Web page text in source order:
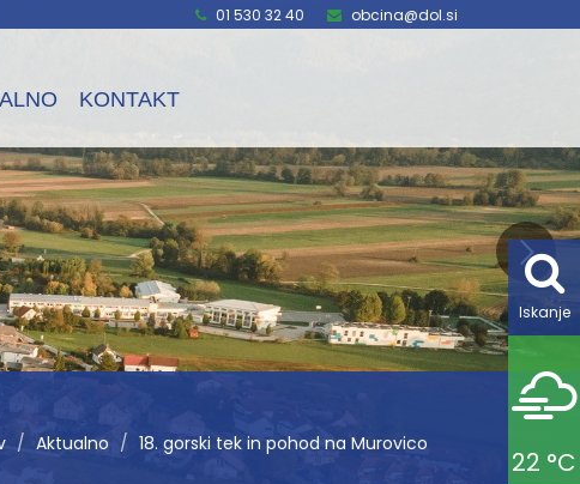
01 530 32 40 obcina@dol.si
KONTAKT
Iskanje
22 °C
Aktualno 18. gorski tek in pohod na Murovico